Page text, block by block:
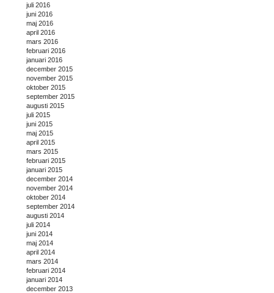
juli 2016
juni 2016
maj 2016
april 2016
mars 2016
februari 2016
januari 2016
december 2015
november 2015
oktober 2015
september 2015
augusti 2015
juli 2015
juni 2015
maj 2015
april 2015
mars 2015
februari 2015
januari 2015
december 2014
november 2014
oktober 2014
september 2014
augusti 2014
juli 2014
juni 2014
maj 2014
april 2014
mars 2014
februari 2014
januari 2014
december 2013